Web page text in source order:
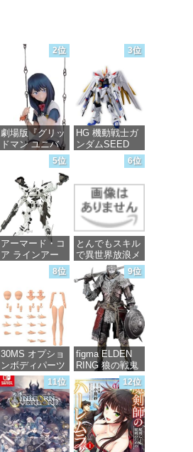
2位
劇場版『グリッ
ドマン ユニバ
ース』 宝多六
花 wall figure
1/7スケール プ
ラスチック製
塗装済み完成品
フィギュア
価格：¥13,756
3位
HG 機動戦士ガ
ンダムSEED
FREEDOM マ
イティーストラ
ガンダム 1/144
スケール 色分
け済みプラモデ
価格：¥4,800
5位
アーマード・コ
ア ラインアー
ク ホワイト・
グリント 全高
約160mm 1/72
スケール プラ
モデル
価格：¥7,367
6位
とんでもスキル
で異世界放浪メ
シ 10 (ガルドコ
ミックス)
価格：¥726
8位
30MS オプショ
ンボディパーツ
アームパーツ&
レッグパーツ
[カラーC] 色分
け済みプラモデ
ル
価格：¥1,949
9位
figma ELDEN
RING 狼の戦鬼
ノンスケール
プラスチック製
塗装済み可動フ
ィギュア
価格：¥13,115
11位 12位